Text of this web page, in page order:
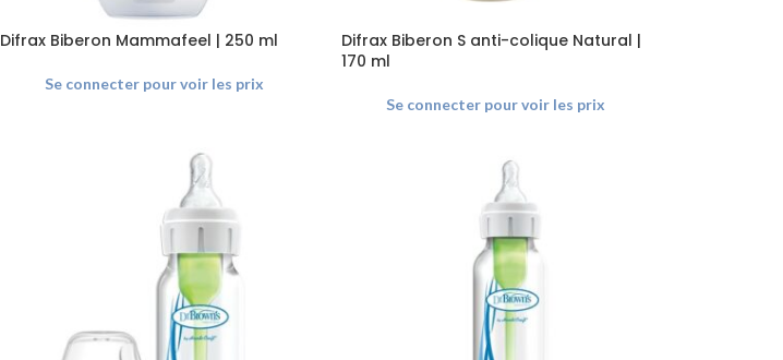
Difrax Biberon Mammafeel | 250 ml
Se connecter pour voir les prix
Difrax Biberon S anti-colique Natural |
170 ml
Se connecter pour voir les prix